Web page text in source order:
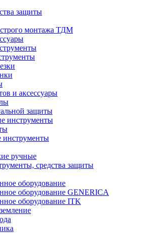
защиты
монтажа ТДМ
и аксессуары
защиты
инструменты
инструменты
ручные
средства защиты
оборудование
оборудование GENERICA
оборудование ITK